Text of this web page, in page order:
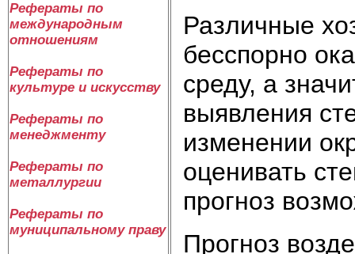
Рефераты по
международным
отношениям
Рефераты по
культуре и искусству
Рефераты по
менеджменту
Рефераты по
металлургии
Рефераты по
муниципальному праву
Различные
бесспорно
среду, а
выявления
изменении
оценивать
прогноз
Прогноз